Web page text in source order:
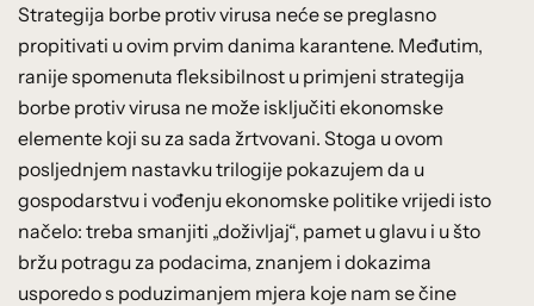
Strategija borbe protiv virusa neće se preglasno
propitivati u ovim prvim danima karantene. Međutim,
ranije spomenuta fleksibilnost u primjeni strategija
borbe protiv virusa ne može isključiti ekonomske
elemente koji su za sada žrtvovani. Stoga u ovom
posljednjem nastavku trilogije pokazujem da u
gospodarstvu i vođenju ekonomske politike vrijedi isto
načelo: treba smanjiti „doživljaj“, pamet u glavu i u što
bržu potragu za podacima, znanjem i dokazima
usporedo s poduzimanjem mjera koje nam se čine